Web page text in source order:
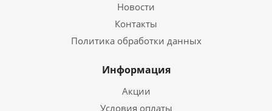
Новости
Контакты
Политика обработки данных
Информация
Акции
Условия оплаты